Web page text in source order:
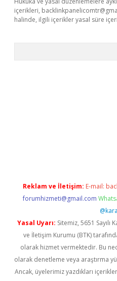
içerikleri,
halinde, ilgili içerikler yasal süre
Reklam ve İletişim: E-mail:
forumhizmeti@gmail.com
Yasal Uyarı: Sitemiz, 5651
ve İletişim Kurumu (BTK)
olarak hizmet vermektedir. Bu
olarak denetleme veya araştırma
Ancak, üyelerimiz yazdıkları